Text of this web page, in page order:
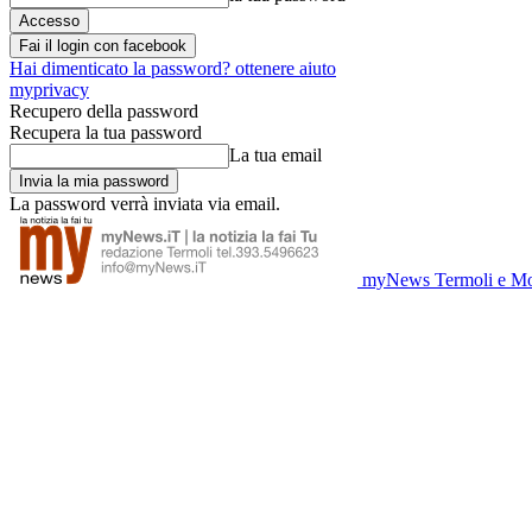
Fai il login con facebook
Hai dimenticato la password? ottenere aiuto
myprivacy
Recupero della password
Recupera la tua password
La tua email
La password verrà inviata via email.
myNews Termoli e